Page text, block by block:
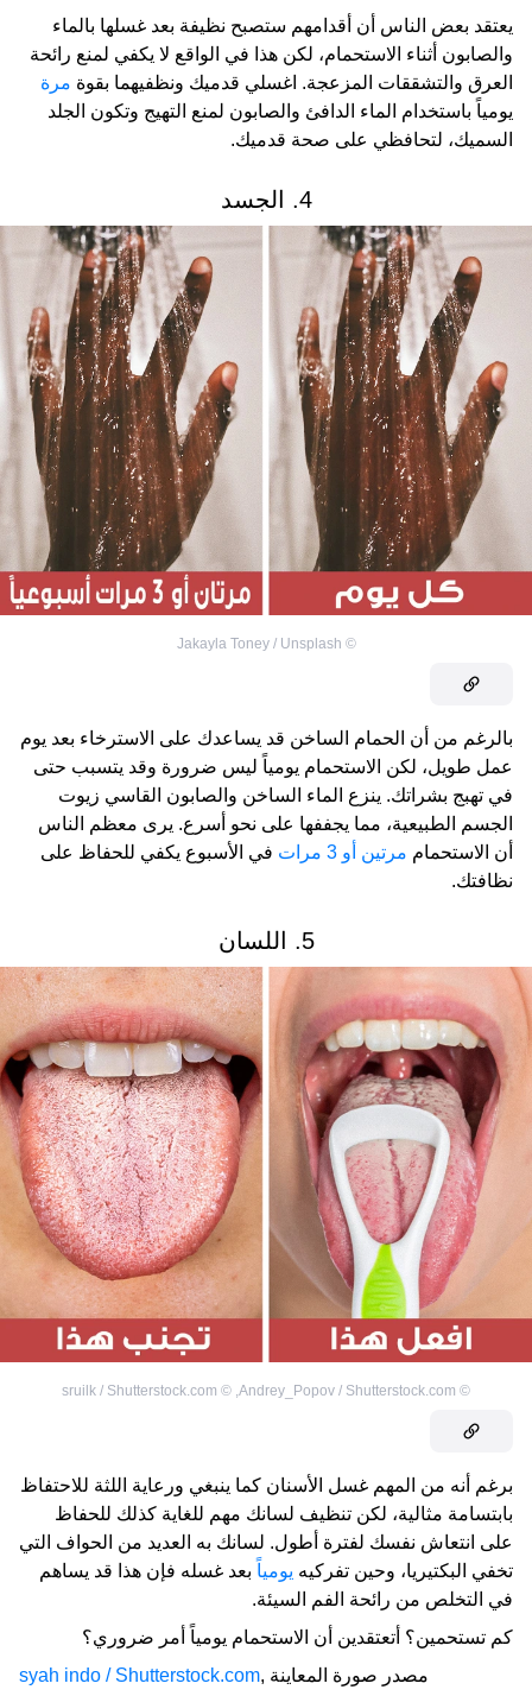
يعتقد بعض الناس أن أقدامهم ستصبح نظيفة بعد غسلها بالماء
والصابون أثناء الاستحمام، لكن هذا في الواقع لا يكفي لمنع رائحة
العرق والتشققات المزعجة. اغسلي قدميك ونظفيهما بقوة مرة
يومياً باستخدام الماء الدافئ والصابون لمنع التهيج وتكون الجلد
السميك، لتحافظي على صحة قدميك.
4. الجسد
©
Jakayla Toney / Unsplash
بالرغم من أن الحمام الساخن قد يساعدك على الاسترخاء بعد يوم
عمل طويل، لكن الاستحمام يومياً ليس ضرورة وقد يتسبب حتى
في تهبج بشراتك. ينزع الماء الساخن والصابون القاسي زيوت
الجسم الطبيعية، مما يجففها على نحو أسرع. يرى معظم الناس
أن الاستحمام مرتين أو 3 مرات
في الأسبوع يكفي للحفاظ على
نظافتك.
5. اللسان
©
Andrey_Popov / Shutterstock.com
,
©
sruilk / Shutterstock.com
برغم أنه من المهم غسل الأسنان كما ينبغي ورعاية اللثة للاحتفاظ
بابتسامة مثالية، لكن تنظيف لسانك مهم للغاية كذلك للحفاظ
على انتعاش نفسك لفترة أطول. لسانك به العديد من الحواف التي
تخفي البكتيريا، وحين تفركيه يومياً بعد غسله فإن هذا قد يساهم
في التخلص من رائحة الفم السيئة.
كم تستحمين؟ أتعتقدين أن الاستحمام يومياً أمر ضروري؟
مصدر صورة المعاينة syah indo / Shutterstock.com,